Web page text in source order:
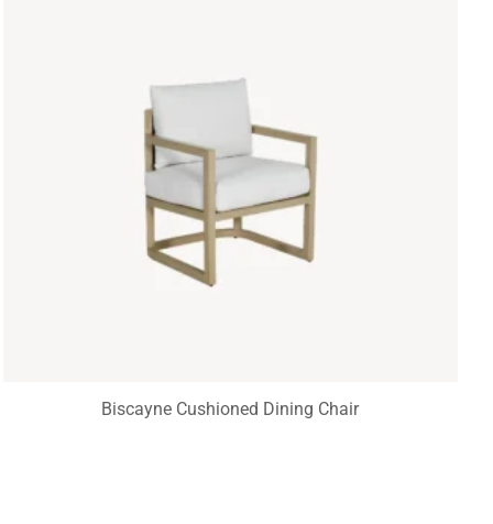
Biscayne Cushioned Dining Chair